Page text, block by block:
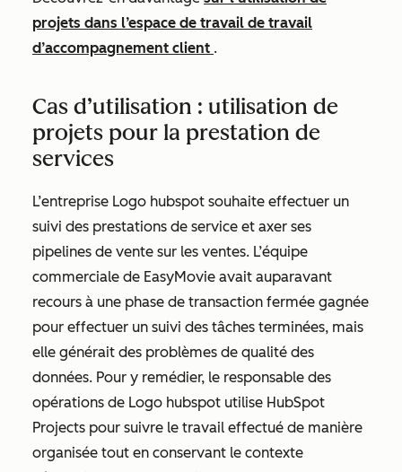
projets dans l’espace de travail de travail
d’accompagnement client .
Cas d’utilisation : utilisation de
projets pour la prestation de
services
L’entreprise Logo hubspot souhaite effectuer un
suivi des prestations de service et axer ses
pipelines de vente sur les ventes. L’équipe
commerciale de EasyMovie avait auparavant
recours à une phase de transaction fermée gagnée
pour effectuer un suivi des tâches terminées, mais
elle générait des problèmes de qualité des
données. Pour y remédier, le responsable des
opérations de Logo hubspot utilise HubSpot
Projects pour suivre le travail effectué de manière
organisée tout en conservant le contexte